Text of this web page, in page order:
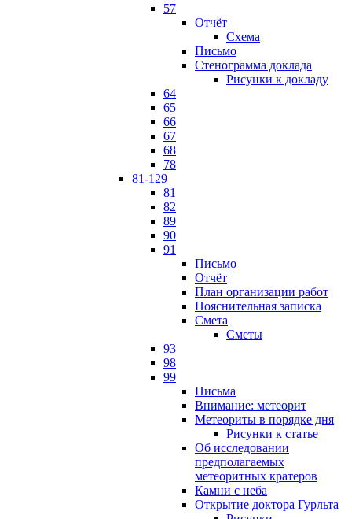
57
Отчёт
Схема
Письмо
Стенограмма доклада
Рисунки к докладу
64
65
66
67
68
78
81-129
81
82
89
90
91
Письмо
Отчёт
План организации работ
Пояснительная записка
Смета
Сметы
93
98
99
Письма
Внимание: метеорит
Метеориты в порядке дня
Рисунки к статье
Об исследовании
предполагаемых
метеоритных кратеров
Камни с неба
Открытие доктора Гурльта